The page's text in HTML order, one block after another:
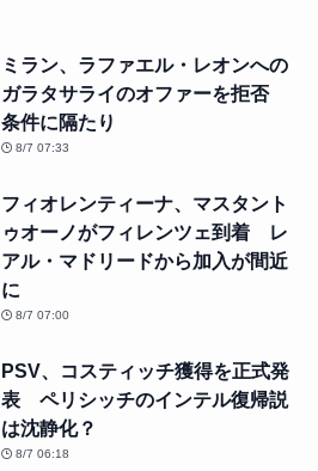
ミラン、ラファエル・レオンへの
ガラタサライのオファーを拒否
条件に隔たり
8/7 07:33
フィオレンティーナ、マスタント
ゥオーノがフィレンツェ到着 レ
アル・マドリードから加入が間近
に
8/7 07:00
PSV、コスティッチ獲得を正式発
表 ペリシッチのインテル復帰説
は沈静化？
8/7 06:18